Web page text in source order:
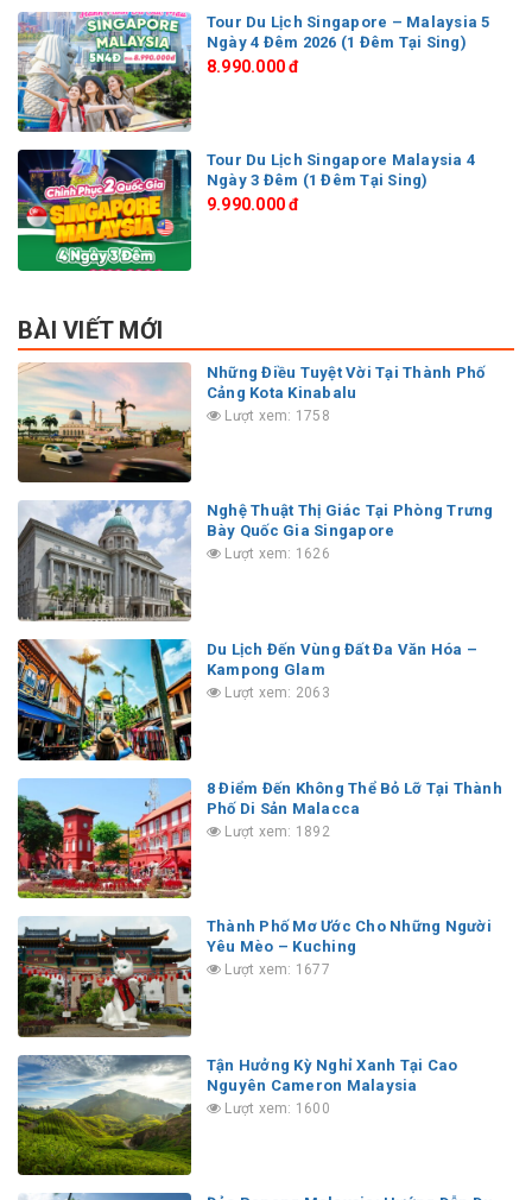
Tour Du Lịch Singapore – Malaysia 5
Ngày 4 Đêm 2026 (1 Đêm Tại Sing)
8.990.000 đ
Tour Du Lịch Singapore Malaysia 4
Ngày 3 Đêm (1 Đêm Tại Sing)
9.990.000 đ
BÀI VIẾT MỚI
Những Điều Tuyệt Vời Tại Thành Phố
Cảng Kota Kinabalu
Lượt xem: 1758
Nghệ Thuật Thị Giác Tại Phòng Trưng
Bày Quốc Gia Singapore
Lượt xem: 1626
Du Lịch Đến Vùng Đất Đa Văn Hóa –
Kampong Glam
Lượt xem: 2063
8 Điểm Đến Không Thể Bỏ Lỡ Tại Thành
Phố Di Sản Malacca
Lượt xem: 1892
Thành Phố Mơ Ước Cho Những Người
Yêu Mèo – Kuching
Lượt xem: 1677
Tận Hưởng Kỳ Nghỉ Xanh Tại Cao
Nguyên Cameron Malaysia
Lượt xem: 1600